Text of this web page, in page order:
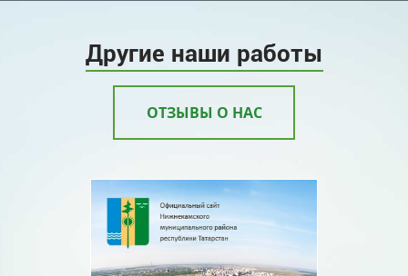
Другие наши работы
ОТЗЫВЫ О НАС